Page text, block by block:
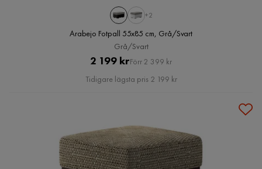
+2
Arabejo Fotpall 55x85 cm, Grå/Svart
Grå/Svart
Pris
2 199 krOriginal
Pris
Förr 2 399 kr
Tidigare lägsta pris 2 199 kr